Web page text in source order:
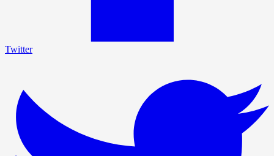
Twitter